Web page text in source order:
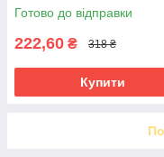
Готово до відправки
222,60 ₴ 318 ₴
Купити